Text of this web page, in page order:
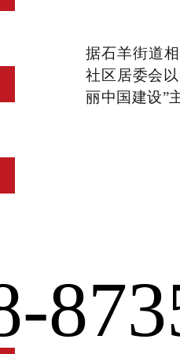
据石羊街道
社区居委会
丽中国建设”